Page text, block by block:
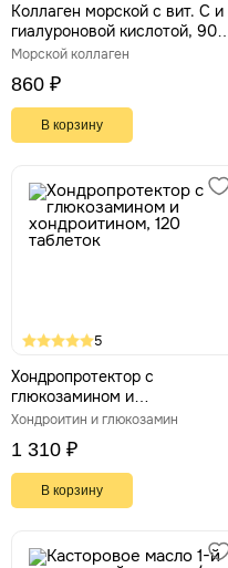
Коллаген морской с вит. С и
гиалуроновой кислотой, 90
капс. *380 мг
Морской коллаген
860 ₽
В корзину
5
Хондропротектор с
глюкозамином и
хондроитином, 120 таблеток
Хондроитин и глюкозамин
1 310 ₽
В корзину